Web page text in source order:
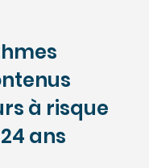
à risque
ans